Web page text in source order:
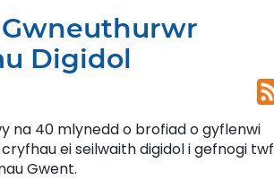
Digidol
na 40 mlynedd o brofiad o gyflenwi
ei seilwaith digidol i gefnogi twf
Gwent.